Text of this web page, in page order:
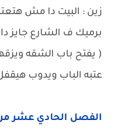
زين : البيت دا مش
برميك ف الشارع جايز
( يفتح باب الشقه
عتبه الباب ويدوب
الفصل الحادي عشر